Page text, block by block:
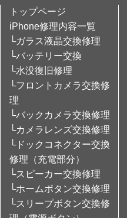
トップページ
iPhone修理内容一覧
└ガラス液晶交換修理
└バッテリー交換
└水没復旧修理
└フロントカメラ交換修
理
└バックカメラ交換修理
└カメラレンズ交換修理
└ドックコネクター交換
修理（充電部分）
└スピーカー交換修理
└ホームボタン交換修理
└スリープボタン交換修